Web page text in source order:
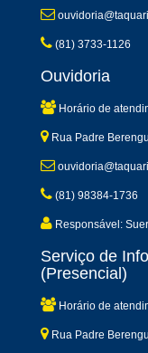
(81) 3733-1126
Ouvidoria
Horário de
Rua Padre
(81) 98384-1736
Responsável:
Serviço de
(Presencial)
Horário de
Rua Padre